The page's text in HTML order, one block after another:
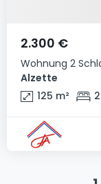
Wohnung 2
Alzette
2.300 €
125 m² 2